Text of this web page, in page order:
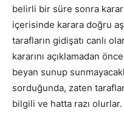
belirli bir süre sonra
içerisinde karara doğru
tarafların gidişatı canlı
kararını açıklamadan
beyan sunup
sorduğunda, zaten
bilgili ve hatta razı